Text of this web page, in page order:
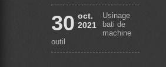
30 oct.
2021
Usinage
bati de
machine
outil